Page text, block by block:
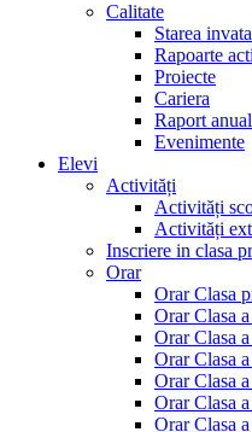
Calitate
Starea
Rapoarte
Proiecte
Cariera
Raport
Evenimente
Elevi
Activități
Activități
Activități
Inscriere in clasa
Orar
Orar Clasa
Orar Clasa
Orar Clasa
Orar Clasa
Orar Clasa
Orar Clasa
Orar Clasa